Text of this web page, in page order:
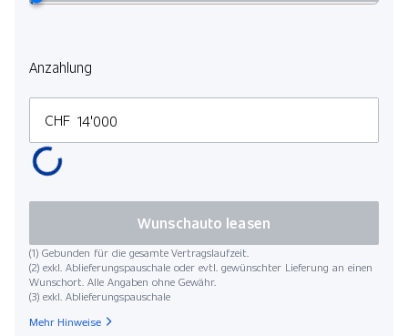
Anzahlung
CHF
(1) Gebunden für die gesamte Vertragslaufzeit.
(2) exkl. Ablieferungspauschale oder evtl. gewünschter Lieferung an einen
Wunschort. Alle Angaben ohne Gewähr.
(3) exkl. Ablieferungspauschale
Wunschauto leasen
Mehr Hinweise